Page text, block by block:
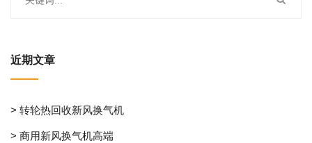
近期文章
> 转轮热回收新风换气机
> 商用新风换气机高端